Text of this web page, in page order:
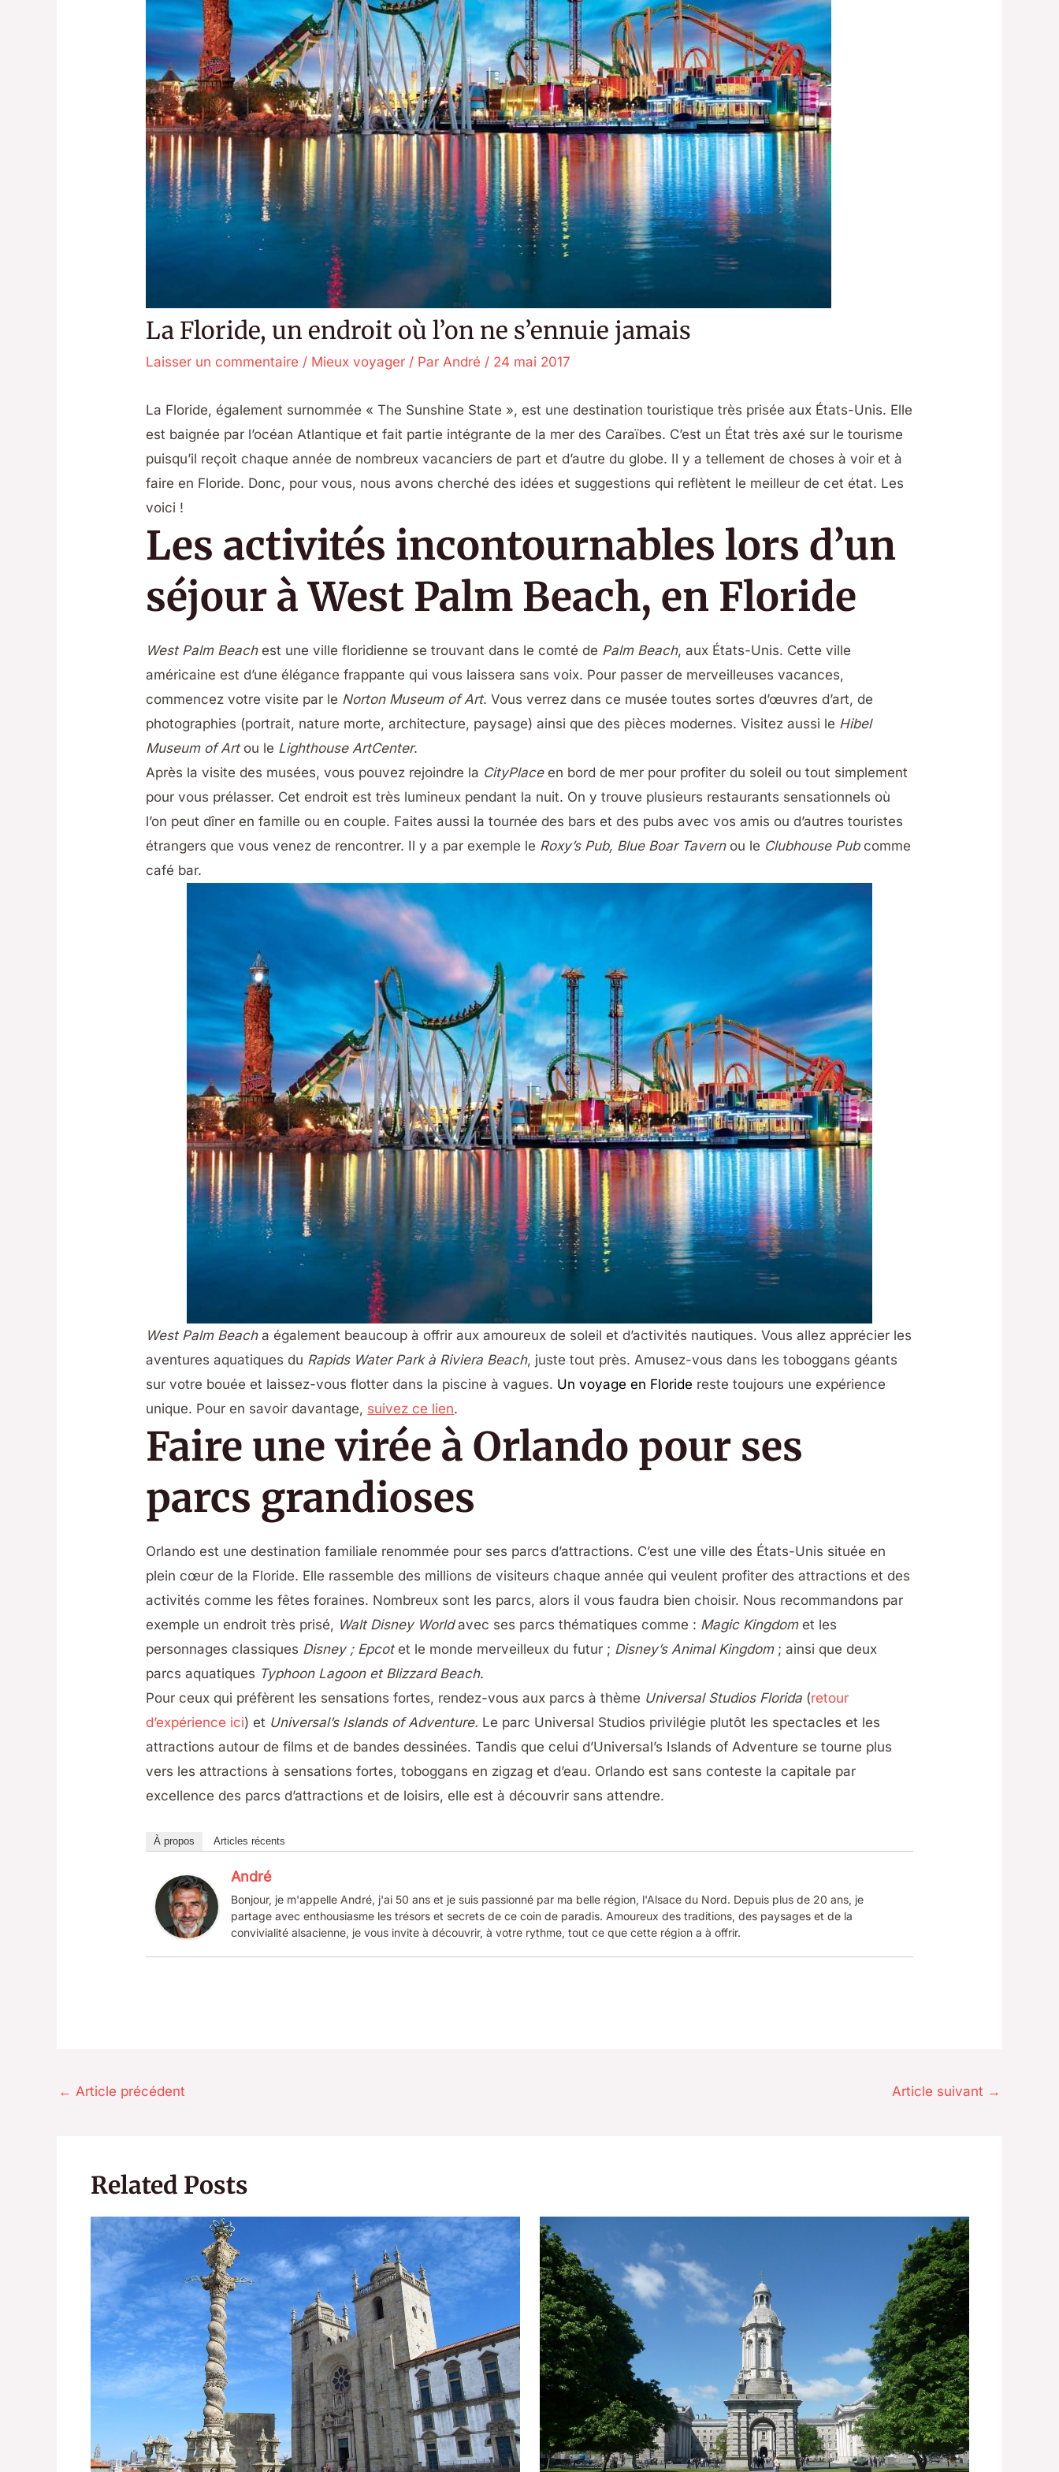
La Floride, un endroit où l’on ne s’ennuie jamais
Laisser un commentaire / Mieux voyager / Par André / 24 mai 2017
La Floride, également surnommée « The Sunshine State », est une destination touristique très prisée aux États-Unis. Elle
est baignée par l’océan Atlantique et fait partie intégrante de la mer des Caraïbes. C’est un État très axé sur le tourisme
puisqu’il reçoit chaque année de nombreux vacanciers de part et d’autre du globe. Il y a tellement de choses à voir et à
faire en Floride. Donc, pour vous, nous avons cherché des idées et suggestions qui reflètent le meilleur de cet état. Les
voici !
Les activités incontournables lors d’un
séjour à West Palm Beach, en Floride
West Palm Beachest une ville floridienne se trouvant dans le comté de Palm Beach, aux États-Unis. Cette ville
américaine est d’une élégance frappante qui vous laissera sans voix. Pour passer de merveilleuses vacances,
commencez votre visite par le Norton Museum of Art. Vous verrez dans ce musée toutes sortes d’œuvres d’art, de
photographies (portrait, nature morte, architecture, paysage) ainsi que des pièces modernes. Visitez aussi le Hibel
Museum of Art ou le Lighthouse ArtCenter.
Après la visite des musées, vous pouvez rejoindre la CityPlaceen bord de mer pour profiter du soleil ou tout simplement
pour vous prélasser. Cet endroit est très lumineux pendant la nuit. On y trouve plusieurs restaurants sensationnels où
l’on peut dîner en famille ou en couple. Faites aussi la tournée des bars et des pubs avec vos amis ou d’autres touristes
étrangers que vous venez de rencontrer. Il y a par exemple le Roxy’s Pub, Blue Boar Tavernou le Clubhouse Pubcomme
café bar.
West Palm Beacha également beaucoup à offrir aux amoureux de soleil et d’activités nautiques. Vous allez apprécier les
aventures aquatiques du Rapids Water Park à Riviera Beach, juste tout près. Amusez-vous dans les toboggans géants
sur votre bouée et laissez-vous flotter dans la piscine à vagues. Un voyage en Floride reste toujours une expérience
unique. Pour en savoir davantage, suivez ce lien.
Faire une virée à Orlando pour ses
parcs grandioses
Orlando est une destination familiale renommée pour ses parcs d’attractions. C’est une ville des États-Unis située en
plein cœur de la Floride. Elle rassemble des millions de visiteurs chaque année qui veulent profiter des attractions et des
activités comme les fêtes foraines. Nombreux sont les parcs, alors il vous faudra bien choisir. Nous recommandons par
exemple un endroit très prisé, Walt Disney Worldavec ses parcs thématiques comme : Magic Kingdomet les
personnages classiques Disney ; Epcotet le monde merveilleux du futur ; Disney’s Animal Kingdom; ainsi que deux
parcs aquatiques Typhoon Lagoon et Blizzard Beach.
Pour ceux qui préfèrent les sensations fortes, rendez-vous aux parcs à thème Universal Studios Florida (retour
d’expérience ici) et Universal’s Islands of Adventure. Le parc Universal Studios privilégie plutôt les spectacles et les
attractions autour de films et de bandes dessinées. Tandis que celui d’Universal’s Islands of Adventure se tourne plus
vers les attractions à sensations fortes, toboggans en zigzag et d’eau. Orlando est sans conteste la capitale par
excellence des parcs d’attractions et de loisirs, elle est à découvrir sans attendre.
À propos Articles récents
André
Bonjour, je m'appelle André, j'ai 50 ans et je suis passionné par ma belle région, l'Alsace du Nord. Depuis plus de 20 ans, je
partage avec enthousiasme les trésors et secrets de ce coin de paradis. Amoureux des traditions, des paysages et de la
convivialité alsacienne, je vous invite à découvrir, à votre rythme, tout ce que cette région a à offrir.
← Article précédent Article suivant →
Related Posts